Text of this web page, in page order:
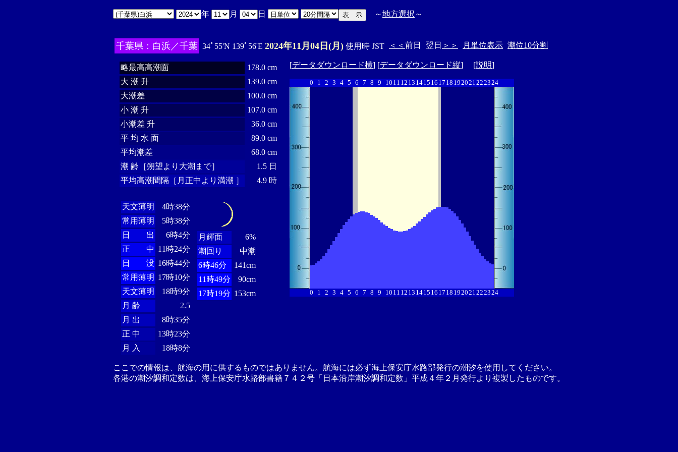
年 月 日 ～地方選択 ～
千葉県：白浜／千葉 34ﾟ55'N 139ﾟ56'E 2024年11月04日(月) 使用時 JST ＜＜ 前日 翌日 ＞＞ 月単位表示 潮位10分割
略最高高潮面
178.0 cm
大 潮 升
139.0 cm
大潮差
100.0 cm
小 潮 升
107.0 cm
小潮差 升
36.0 cm
平 均 水 面
89.0 cm
平均潮差
68.0 cm
潮 齢［朔望より大潮まで］
1.5 日
平均高潮間隔［月正中より満潮 ］
4.9 時
天文薄明
4時38分
常用薄明
5時38分
日 出
6時4分
正 中 11時24分
日 没 16時44分
常用薄明 17時10分
天文薄明
18時9分
月 齢
2.5
月 出
8時35分
正 中
13時23分
月 入
18時8分
月輝面
6%
潮回り
中潮
6時46分
141cm
11時49分
90cm
17時19分 153cm
[データダウンロード横] [データダウンロード縦] [説明]
0 1 2 3 4 5 6 7 8 9 10 11 12 13 1415 16 17 18 192021222324
0 1 2 3 4 5 6 7 8 9 10 11 12 13 1415 16 17 18 192021222324
ここでの情報は、航海の用に供するものではありません。航海には必ず海上保安庁水路部発行の潮汐を使用してください。
各港の潮汐調和定数は、海上保安庁水路部書籍７４２号「日本沿岸潮汐調和定数」平成４年２月発行より複製したものです。